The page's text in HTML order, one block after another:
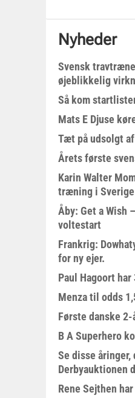
Nyheder
Svensk
øjeblikkelig
Så kom
Mats E Djuse
Tæt på udsolgt
Årets første
Karin Walter
træning i Sverige
Åby: Get a Wish
voltestart
Frankrig:
for ny ejer.
Paul Hagoort
Menza til odds
Første danske
B A Superhero
Se disse
Derbyauktionen
Rene Sejthen